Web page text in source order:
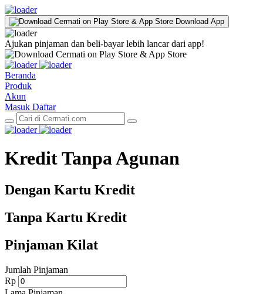
Download App
Ajukan pinjaman dan beli-bayar lebih lancar dari app!
Beranda
Produk
Akun
Masuk Daftar
Kredit Tanpa Agunan
Dengan Kartu Kredit
Tanpa Kartu Kredit
Pinjaman Kilat
Jumlah Pinjaman
Rp